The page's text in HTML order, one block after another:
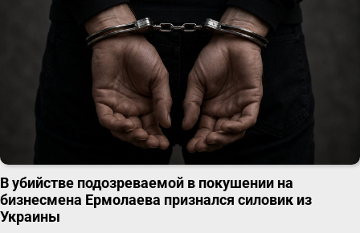
В убийстве подозреваемой в покушении на
бизнесмена Ермолаева признался силовик из
Украины